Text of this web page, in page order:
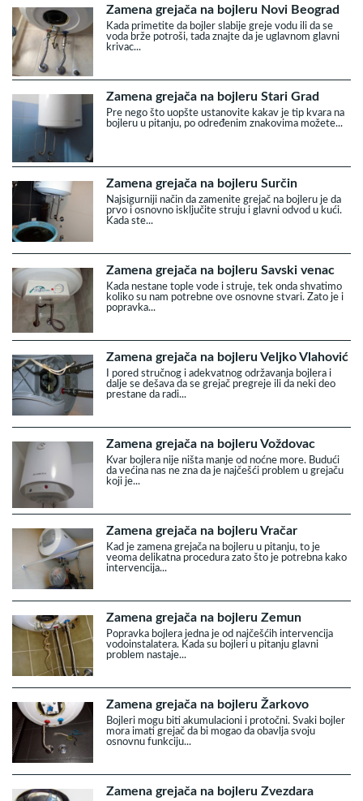
Zamena grejača na bojleru Novi Beograd
Kada primetite da bojler slabije greje vodu ili da se
voda brže potroši, tada znajte da je uglavnom glavni
krivac...
Zamena grejača na bojleru Stari Grad
Pre nego što uopšte ustanovite kakav je tip kvara na
bojleru u pitanju, po određenim znakovima možete...
Zamena grejača na bojleru Surčin
Najsigurniji način da zamenite grejač na bojleru je da
prvo i osnovno isključite struju i glavni odvod u kući.
Kada ste...
Zamena grejača na bojleru Savski venac
Kada nestane tople vode i struje, tek onda shvatimo
koliko su nam potrebne ove osnovne stvari. Zato je i
popravka...
Zamena grejača na bojleru Veljko Vlahović
I pored stručnog i adekvatnog održavanja bojlera i
dalje se dešava da se grejač pregreje ili da neki deo
prestane da radi...
Zamena grejača na bojleru Voždovac
Kvar bojlera nije ništa manje od noćne more. Budući
da većina nas ne zna da je najčešći problem u grejaču
koji je...
Zamena grejača na bojleru Vračar
Kad je zamena grejača na bojleru u pitanju, to je
veoma delikatna procedura zato što je potrebna kako
intervencija...
Zamena grejača na bojleru Zemun
Popravka bojlera jedna je od najčešćih intervencija
vodoinstalatera. Kada su bojleri u pitanju glavni
problem nastaje...
Zamena grejača na bojleru Žarkovo
Bojleri mogu biti akumulacioni i protočni. Svaki bojler
mora imati grejač da bi mogao da obavlja svoju
osnovnu funkciju...
Zamena grejača na bojleru Zvezdara